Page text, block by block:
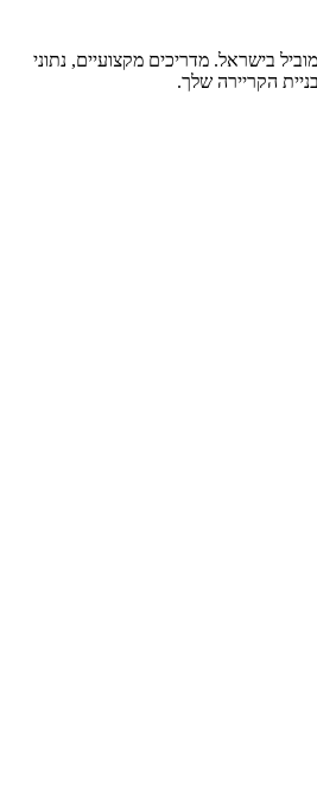
בישראל. מדריכים מקצועיים, נתוני
הקריירה שלך.